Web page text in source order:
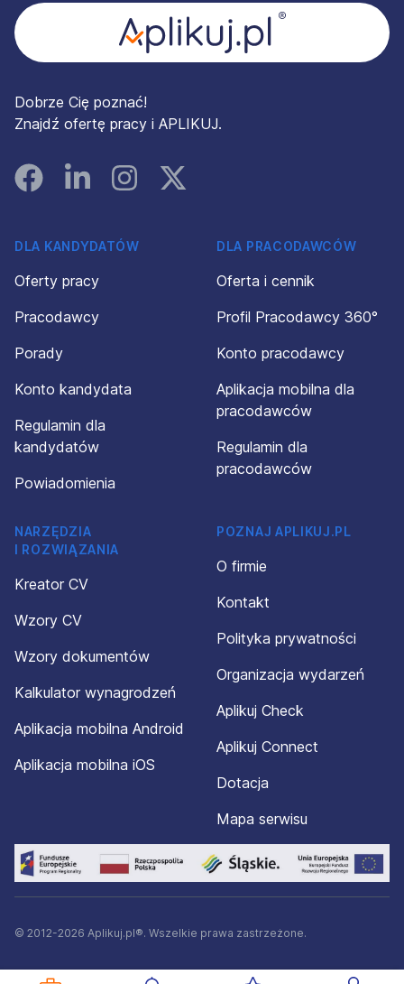
Dobrze Cię poznać!
Znajdź ofertę pracy i APLIKUJ.
FacebookLinked InInstagramInstagram
DLA KANDYDATÓW
Oferty pracy
Pracodawcy
Porady
Konto kandydata
Regulamin dla
kandydatów
Powiadomienia
DLA PRACODAWCÓW
Oferta i cennik
Profil Pracodawcy 360°
Konto pracodawcy
Aplikacja mobilna dla
pracodawców
Regulamin dla
pracodawców
NARZĘDZIA
I ROZWIĄZANIA
Kreator CV
Wzory CV
Wzory dokumentów
Kalkulator wynagrodzeń
Aplikacja mobilna Android
Aplikacja mobilna iOS
POZNAJ APLIKUJ.PL
O firmie
Kontakt
Polityka prywatności
Organizacja wydarzeń
Aplikuj Check
Aplikuj Connect
Dotacja
Mapa serwisu
© 2012-2026 Aplikuj.pl®. Wszelkie prawa zastrzeżone.